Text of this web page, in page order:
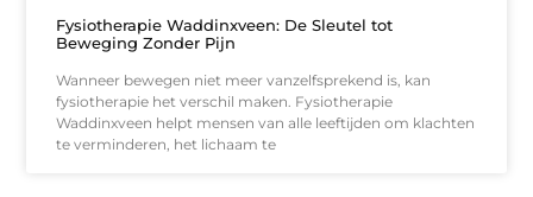
Fysiotherapie Waddinxveen: De Sleutel tot
Beweging Zonder Pijn
Wanneer bewegen niet meer vanzelfsprekend is, kan
fysiotherapie het verschil maken. Fysiotherapie
Waddinxveen helpt mensen van alle leeftijden om klachten
te verminderen, het lichaam te